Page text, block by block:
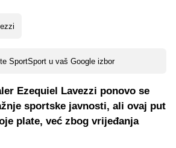
SportSport u vaš Google izbor
Ezequiel Lavezzi ponovo se
sportske javnosti, ali ovaj put
plate, već zbog vrijeđanja